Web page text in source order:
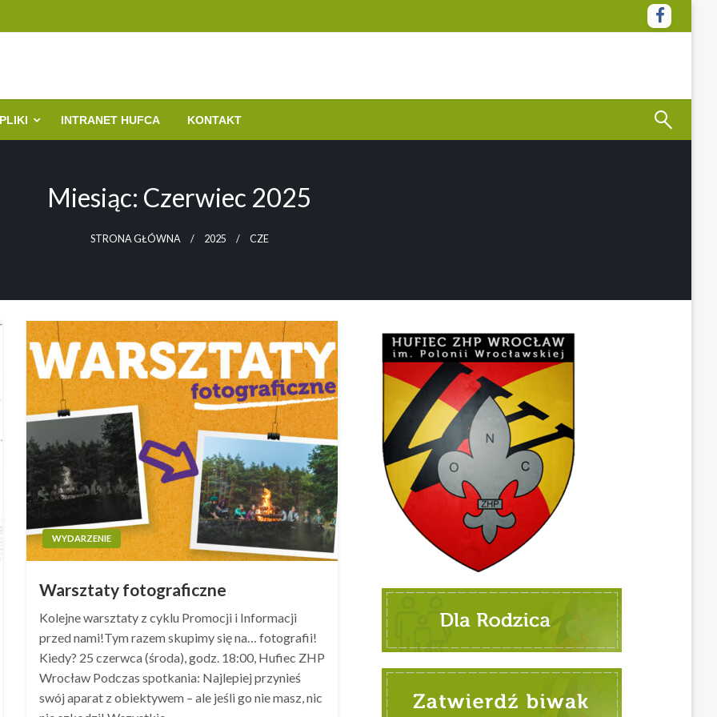
Polonii Wrocławskiej
PLIKI INTRANET HUFCA KONTAKT
Miesiąc: Czerwiec 2025
STRONA GŁÓWNA 2025 CZE
WYDARZENIE
Warsztaty fotograficzne
Kolejne warsztaty z cyklu Promocji i Informacji
przed nami!Tym razem skupimy się na… fotografii!
Kiedy? 25 czerwca (środa), godz. 18:00, Hufiec ZHP
Wrocław Podczas spotkania: Najlepiej przynieś
swój aparat z obiektywem – ale jeśli go nie masz, nic